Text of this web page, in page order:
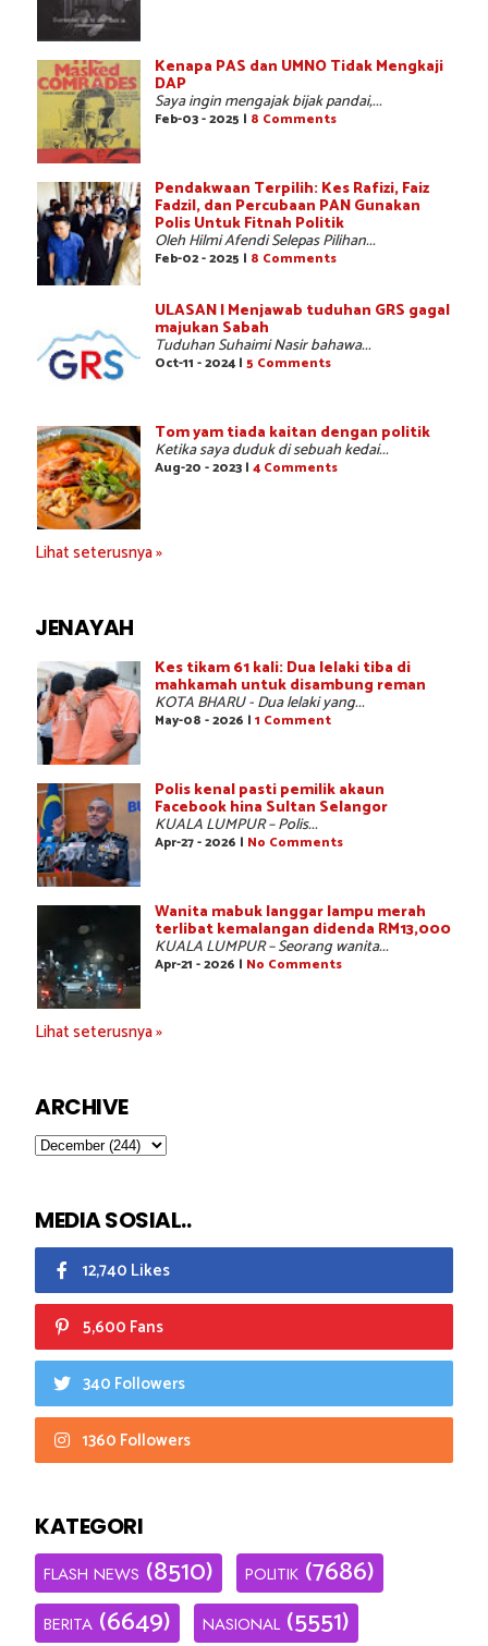
Kenapa PAS dan UMNO Tidak Mengkaji
DAP
Saya ingin mengajak bijak pandai,...
Feb-03 - 2025 | 8 Comments
Pendakwaan Terpilih: Kes Rafizi, Faiz
Fadzil, dan Percubaan PAN Gunakan
Polis Untuk Fitnah Politik
Oleh Hilmi Afendi Selepas Pilihan...
Feb-02 - 2025 | 8 Comments
ULASAN | Menjawab tuduhan GRS gagal
majukan Sabah
Tuduhan Suhaimi Nasir bahawa...
Oct-11 - 2024 | 5 Comments
Tom yam tiada kaitan dengan politik
Ketika saya duduk di sebuah kedai...
Aug-20 - 2023 | 4 Comments
Lihat seterusnya »
JENAYAH
Kes tikam 61 kali: Dua lelaki tiba di
mahkamah untuk disambung reman
KOTA BHARU - Dua lelaki yang...
May-08 - 2026 | 1 Comment
Polis kenal pasti pemilik akaun
Facebook hina Sultan Selangor
KUALA LUMPUR – Polis...
Apr-27 - 2026 | No Comments
Wanita mabuk langgar lampu merah
terlibat kemalangan didenda RM13,000
KUALA LUMPUR – Seorang wanita...
Apr-21 - 2026 | No Comments
Lihat seterusnya »
ARCHIVE
MEDIA SOSIAL..
12,740 Likes
5,600 Fans
340 Followers
1360 Followers
KATEGORI
FLASH NEWS (8510) POLITIK (7686)
BERITA (6649) NASIONAL (5551)